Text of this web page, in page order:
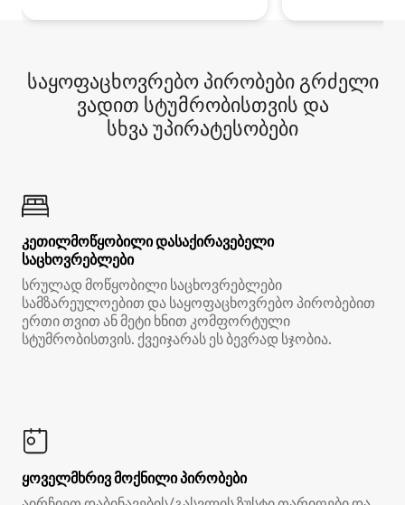
საყოფაცხოვრებო პირობები გრძელი
ვადით სტუმრობისთვის და
სხვა უპირატესობები
კეთილმოწყობილი დასაქირავებელი
საცხოვრებლები
სრულად მოწყობილი საცხოვრებლები
სამზარეულოებით და საყოფაცხოვრებო პირობებით
ერთი თვით ან მეტი ხნით კომფორტული
სტუმრობისთვის. ქვეიჯარას ეს ბევრად სჯობია.
ყოველმხრივ მოქნილი პირობები